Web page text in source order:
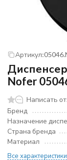
Артикул:
Nofer
Написать
Бренд
Назначение
Страна бренда
Материал
Все характеристики